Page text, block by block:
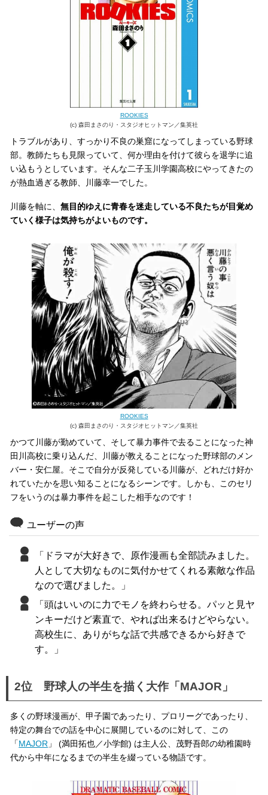
ROOKIES
(c) 森田まさのり・スタジオヒットマン／集英社
トラブルがあり、すっかり不良の巣窟になってしまっている野球
部。教師たちも見限っていて、何か理由を付けて彼らを退学に追
い込もうとしています。そんな二子玉川学園高校にやってきたの
が熱血過ぎる教師、川藤幸一でした。
川藤を軸に、無目的ゆえに青春を迷走している不良たちが目覚め
ていく様子は気持ちがよいものです。
ROOKIES
(c) 森田まさのり・スタジオヒットマン／集英社
かつて川藤が勤めていて、そして暴力事件で去ることになった神
田川高校に乗り込んだ、川藤が教えることになった野球部のメン
バー・安仁屋。そこで自分が反発している川藤が、どれだけ好か
れていたかを思い知ることになるシーンです。しかも、このセリ
フをいうのは暴力事件を起こした相手なのです！
ユーザーの声
「ドラマが大好きで、原作漫画も全部読みました。
人として大切なものに気付かせてくれる素敵な作品
なので選びました。」
「頭はいいのに力でモノを終わらせる。パッと見ヤ
ンキーだけど素直で、やれば出来るけどやらない。
高校生に、ありがちな話で共感できるから好きで
す。」
2位 野球人の半生を描く大作「MAJOR」
多くの野球漫画が、甲子園であったり、プロリーグであったり、
特定の舞台での話を中心に展開しているのに対して、この
「MAJOR 」 (満田拓也／小学館) は主人公、茂野吾郎の幼稚園時
代から中年になるまでの半生を綴っている物語です。